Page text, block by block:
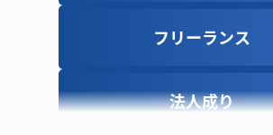
フリーランス
フリーランス
法人成り
法人成り